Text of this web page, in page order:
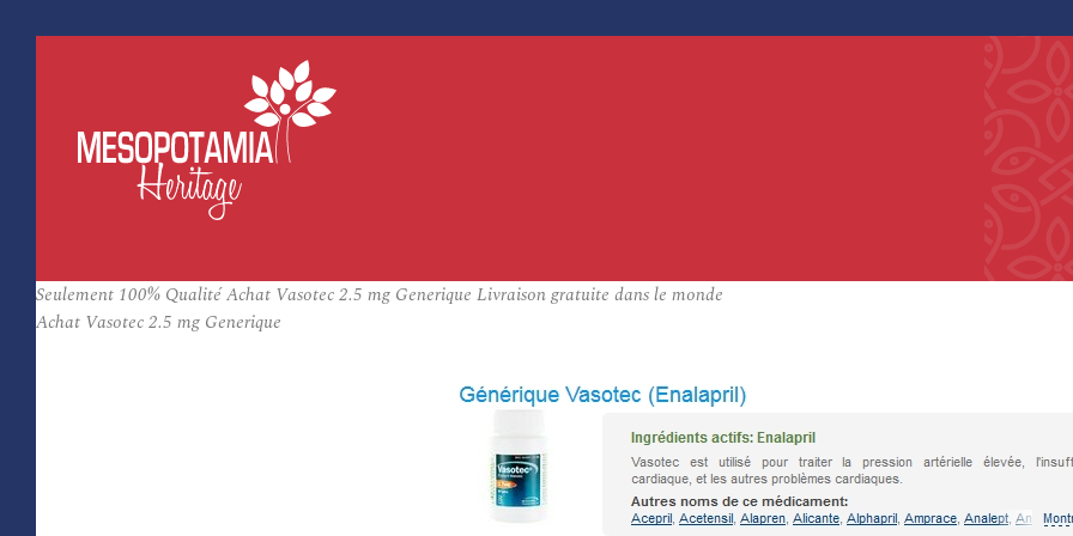
Seulement 100% Qualité Achat Vasotec 2.5 mg Generique Livraison gratuite dans le monde
Achat Vasotec 2.5 mg Generique